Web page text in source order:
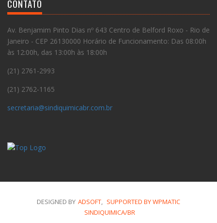
CONTATO
Av. Benjamim Pinto Dias nº 643 Centro de Belford Roxo - Rio de
Janeiro - CEP 26130000 Horário de Funcionamento: Das 08:00h
às 12:00h, das 13:00h às 18:00h
(21) 2761-2993
(21) 2762-1165
secretaria@sindiquimicabr.com.br
DESIGNED BY ADSOFT, SUPPORTED BY WPMATIC
SINDIQUIMICA/BR